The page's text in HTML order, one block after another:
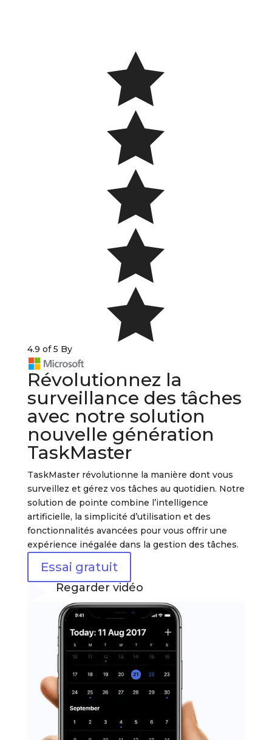





4.9 of 5 By
Révolutionnez la
surveillance des tâches
avec notre solution
nouvelle génération
TaskMaster
TaskMaster révolutionne la manière dont vous
surveillez et gérez vos tâches au quotidien. Notre
solution de pointe combine l’intelligence
artificielle, la simplicité d’utilisation et des
fonctionnalités avancées pour vous offrir une
expérience inégalée dans la gestion des tâches.
Essai gratuit
Regarder vidéo